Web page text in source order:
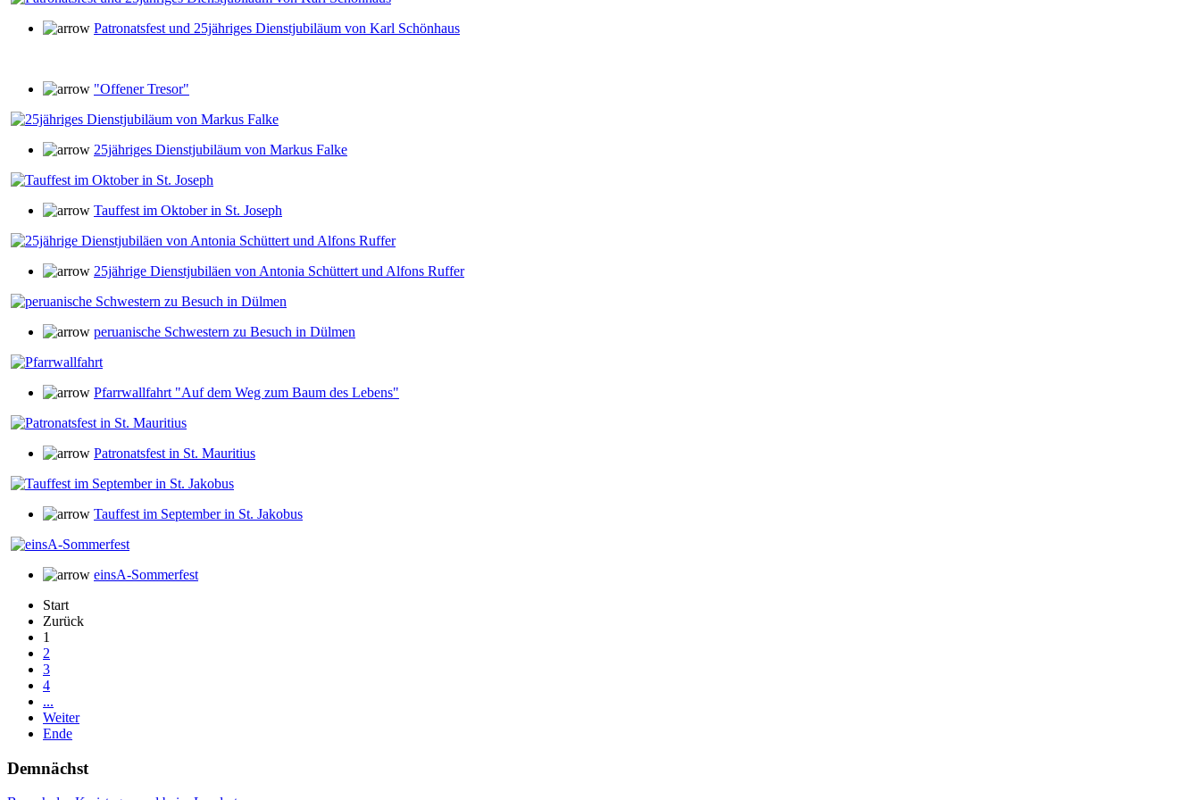
Patronatsfest und 25jähriges Dienstjubiläum von Karl Schönhaus
"Offener Tresor"
25jähriges Dienstjubiläum von Markus Falke
Tauffest im Oktober in St. Joseph
25jährige Dienstjubiläen von Antonia Schüttert und Alfons Ruffer
peruanische Schwestern zu Besuch in Dülmen
Pfarrwallfahrt "Auf dem Weg zum Baum des Lebens"
Patronatsfest in St. Mauritius
Tauffest im September in St. Jakobus
einsA-Sommerfest
Start
Zurück
1
2
3
4
...
Weiter
Ende
Demnächst